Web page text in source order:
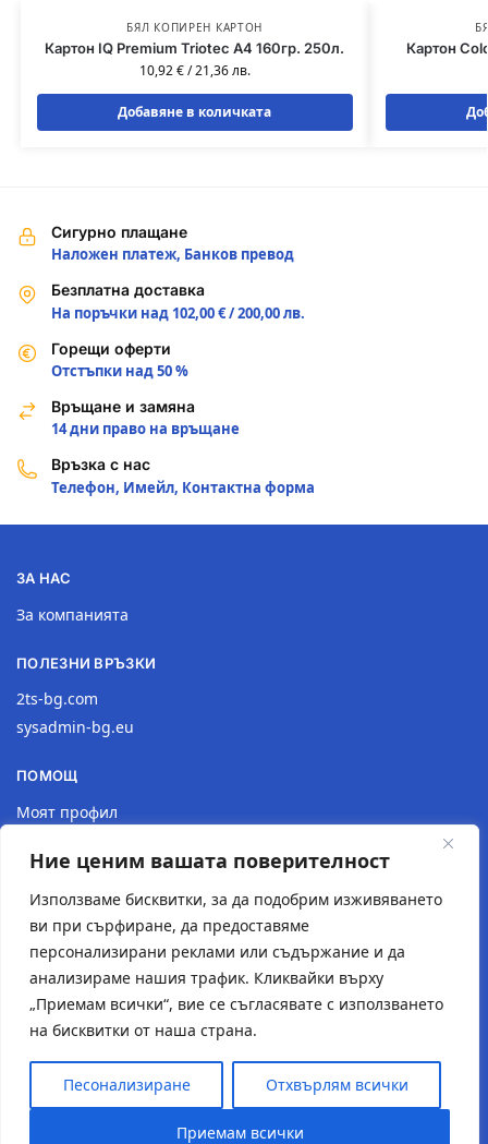
Ние ценим вашата поверителност
Използваме бисквитки, за да подобрим изживяването
ви при сърфиране, да предоставяме
персонализирани реклами или съдържание и да
анализираме нашия трафик. Кликвайки върху
„Приемам всички“, вие се съгласявате с използването
на бисквитки от наша страна.
Песонализиране Отхвърлям всички
Приемам всички
БЯЛ КОПИРЕН КАРТОН
Картон IQ Premium Triotec A4 160гр. 250л.
10,92€/21,36лв.
Добавяне в количката
Картон
Сигурно плащане
Наложен платеж, Банков превод
Безплатна доставка
На поръчки над 102,00 € / 200,00 лв.
Горещи оферти
Отстъпки над 50 %
Връщане и замяна
14 дни право на връщане
Връзка с нас
Телефон, Имейл, Контактна форма
ЗА НАС
За компанията
ПОЛЕЗНИ ВРЪЗКИ
2ts-bg.com
sysadmin-bg.eu
ПОМОЩ
Моят профил
Връщане на продукт
Политика за поверителност
КОНТАКТИ
Местоположение
Контактна форма
Имейл: 2tsstudio1@gmail.com
Тел.: 0877 30 40 18
© Създаден от